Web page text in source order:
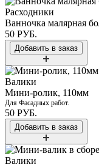
Расходники
Ванночка малярная
50 РУБ.
Валики
Мини-ролик, 110мм
Для Фасадных работ.
50 РУБ.
Валики